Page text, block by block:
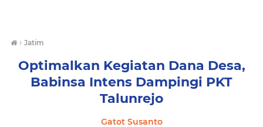
› Jatim
Optimalkan Kegiatan Dana Desa,
Babinsa Intens Dampingi PKT
Talunrejo
Gatot Susanto